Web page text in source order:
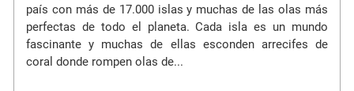
país con más de 17.000 islas y muchas de las olas más
perfectas de todo el planeta. Cada isla es un mundo
fascinante y muchas de ellas esconden arrecifes de
coral donde rompen olas de...